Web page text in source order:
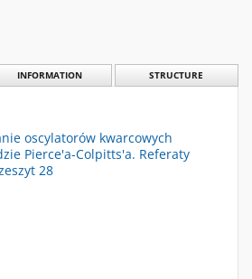
INFORMATION STRUCTURE
oscylatorów kwarcowych
Pierce'a-Colpitts'a. Referaty
28